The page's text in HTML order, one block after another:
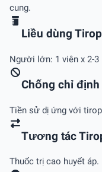
cung.
Liều dùng
Người lớn: 1 viên x 2-3
Chống chỉ
Tiền sử dị ứng với
Tương tác
Thuốc trị cao huyết áp.